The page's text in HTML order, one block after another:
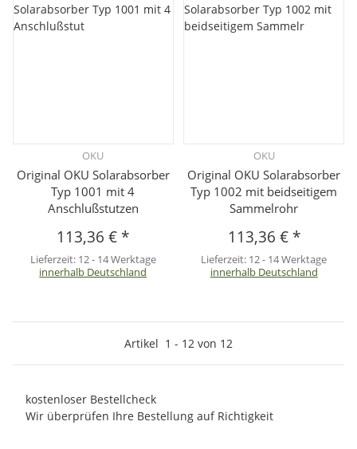
OKU
Original OKU Solarabsorber
Typ 1001 mit 4
Anschlußstutzen
113,36 € *
Lieferzeit: 12 - 14 Werktage
innerhalb Deutschland
OKU
Original OKU Solarabsorber
Typ 1002 mit beidseitigem
Sammelrohr
113,36 € *
Lieferzeit: 12 - 14 Werktage
innerhalb Deutschland
Artikel 1 - 12 von 12
kostenloser Bestellcheck
Wir überprüfen Ihre Bestellung auf Richtigkeit